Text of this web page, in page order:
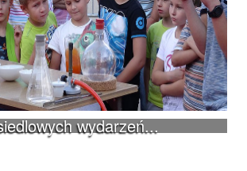
wydarzeń...